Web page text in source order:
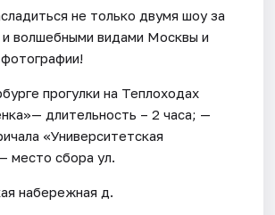
не только двумя шоу за
волшебными видами Москвы и
прогулки на Теплоходах
длительность – 2 часа; —
«Университетская
место сбора ул.
набережная д.